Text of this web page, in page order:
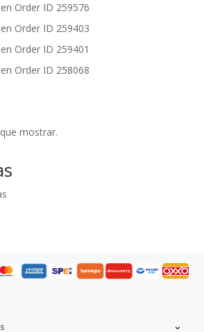
en Order ID 259576
en Order ID 259403
en Order ID 259401
en Order ID 258068
mostrar.